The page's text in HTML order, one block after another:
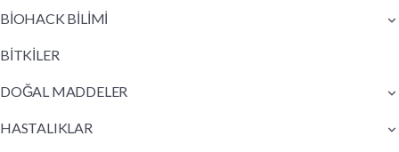
BİOHACK BİLİMİ
BİTKİLER
DOĞAL MADDELER
HASTALIKLAR